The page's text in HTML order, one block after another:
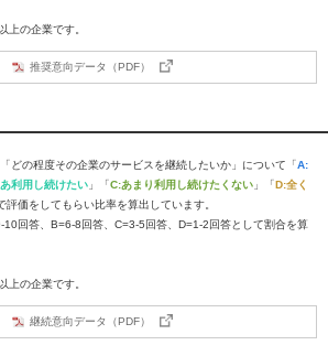
上の企業です。
推奨意向データ（PDF）
どの程度その企業のサービスを継続したいか」について「A:
利用し続けたい 」「C:あまり利用し続けたくない 」「D:全く
評価をしてもらい比率を算出しています。
回答、B=6-8回答、C=3-5回答、D=1-2回答として割合を算
上の企業です。
継続意向データ（PDF）